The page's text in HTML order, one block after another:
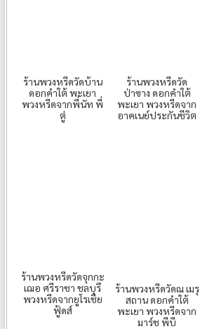
ร้านพวงหรีดวัดบ้าน
ดอกคำใต้ พะเยา
พวงหรีดจากพี่นัท พี่
ตู่
ร้านพวงหรีดวัด
ป่าซาง ดอกคำใต้
พะเยา พวงหรีดจาก
อาคเนย์ประกันชีวิต
ร้านพวงหรีดวัดจุกกะ
เฌอ ศรีราชา ชลบุรึ
พวงหรีดจากยูโรเชีย
ฟู้ดส์
ร้านพวงหรีดวัดณ เมรุ
สถาน ดอกคำใต้
พะเยา พวงหรีดจาก
มาร์ช พีบี